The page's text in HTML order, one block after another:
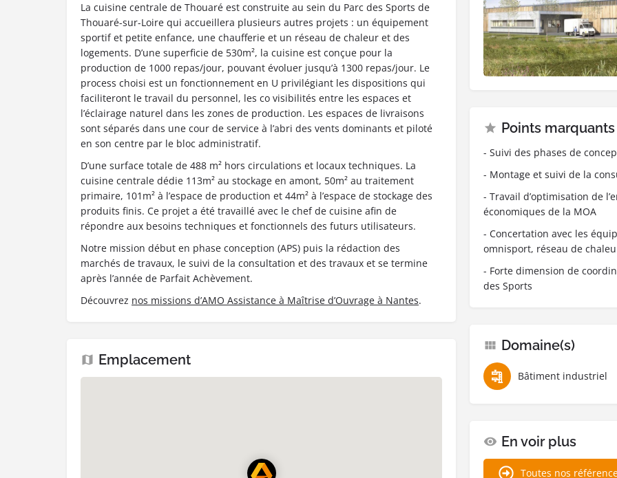
La cuisine centrale de Thouaré est construite au sein du Parc des Sports de
Thouaré-sur-Loire qui accueillera plusieurs autres projets : un équipement
sportif et petite enfance, une chaufferie et un réseau de chaleur et des
logements. D’une superficie de 530m², la cuisine est conçue pour la
production de 1000 repas/jour, pouvant évoluer jusqu’à 1300 repas/jour. Le
process choisi est un fonctionnement en U privilégiant les dispositions qui
faciliteront le travail du personnel, les co visibilités entre les espaces et
l’éclairage naturel dans les zones de production. Les espaces de livraisons
sont séparés dans une cour de service à l’abri des vents dominants et piloté
en son centre par le bloc administratif.
D’une surface totale de 488 m² hors circulations et locaux techniques. La
cuisine centrale dédie 113m² au stockage en amont, 50m² au traitement
primaire, 101m² à l’espace de production et 44m² à l’espace de stockage des
produits finis. Ce projet a été travaillé avec le chef de cuisine afin de
répondre aux besoins techniques et fonctionnels des futurs utilisateurs.
Notre mission début en phase conception (APS) puis la rédaction des
marchés de travaux, le suivi de la consultation et des travaux et se termine
après l’année de Parfait Achèvement.
Découvrez nos missions d’AMO Assistance à Maîtrise d’Ouvrage à Nantes.
Emplacement
Points marquants
- Suivi des phases de
- Montage et suivi de la
- Travail d’optimisation de
économiques de la MOA
- Concertation avec les
omnisport, réseau de
- Forte dimension de
des Sports
Domaine(s)
Bâtiment industriel
En voir plus
Toutes nos